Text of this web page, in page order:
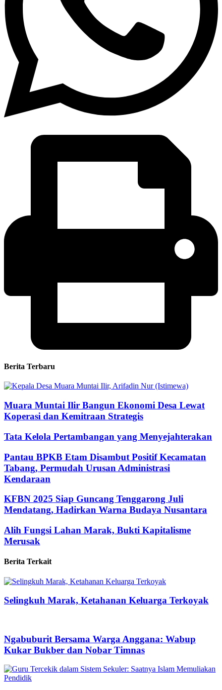
Berita Terbaru
Muara Muntai Ilir Bangun Ekonomi Desa Lewat
Koperasi dan Kemitraan Strategis
Tata Kelola Pertambangan yang Menyejahterakan
Pantau BPKB Etam Disambut Positif Kecamatan
Tabang, Permudah Urusan Administrasi
Kendaraan
KFBN 2025 Siap Guncang Tenggarong Juli
Mendatang, Hadirkan Warna Budaya Nusantara
Alih Fungsi Lahan Marak, Bukti Kapitalisme
Merusak
Berita Terkait
Selingkuh Marak, Ketahanan Keluarga Terkoyak
Ngabuburit Bersama Warga Anggana: Wabup
Kukar Bukber dan Nobar Timnas